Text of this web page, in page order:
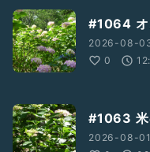
#1064 オ
2026-08-
0
#1063 米
2026-08-